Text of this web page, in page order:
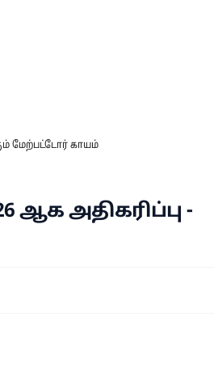
மேற்பட்டோர் காயம்
அதிகரிப்பு -